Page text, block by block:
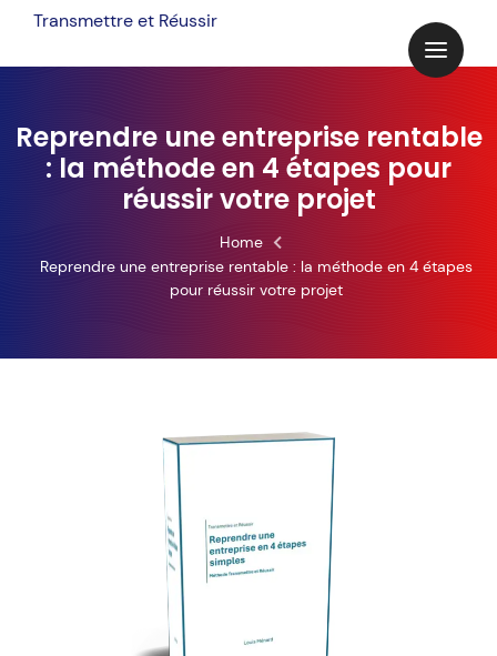
content
Transmettre et Réussir
Reprendre une entreprise rentable
: la méthode en 4 étapes pour
réussir votre projet
Home
Reprendre une entreprise rentable : la méthode en 4 étapes
pour réussir votre projet